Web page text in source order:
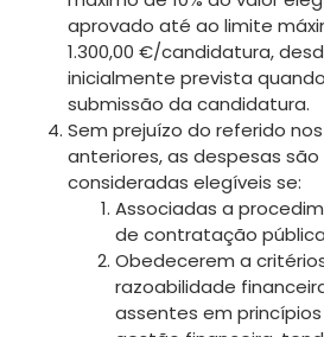
aprovado até ao limite
1.300,00 €/candidatura,
inicialmente prevista
submissão da candidatura.
Sem prejuízo do referido
anteriores, as despesas são
consideradas elegíveis se:
Associadas a
de contratação
Obedecerem a
razoabilidade
assentes em